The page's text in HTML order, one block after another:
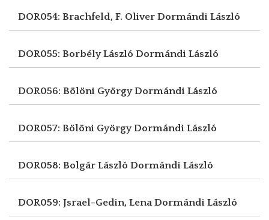
DOR054: Brachfeld, F. Oliver Dormándi László
DOR055: Borbély László Dormándi László
DOR056: Bölöni GyörgyDormándi László
DOR057: Bölöni GyörgyDormándi László
DOR058: Bolgár László Dormándi László
DOR059: Jsrael-Gedin, LenaDormándi László